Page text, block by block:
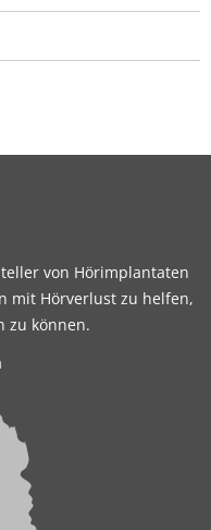
von Hörimplantaten
mit Hörverlust zu helfen,
zu können.